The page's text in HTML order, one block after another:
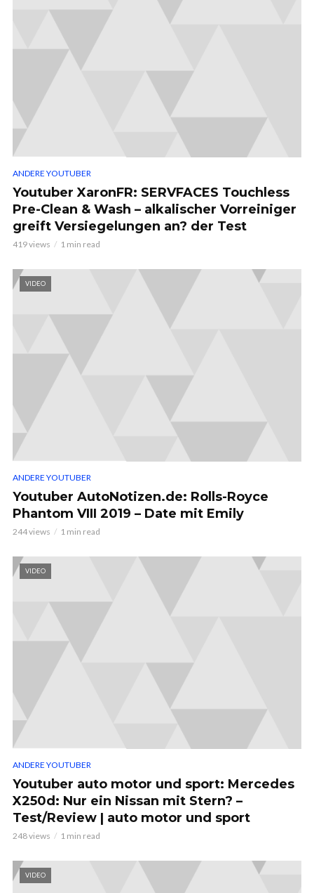
ANDERE YOUTUBER
Youtuber XaronFR: SERVFACES Touchless
Pre-Clean & Wash – alkalischer Vorreiniger
greift Versiegelungen an? der Test
419 views 1 min read
VIDEO
ANDERE YOUTUBER
Youtuber AutoNotizen.de: Rolls-Royce
Phantom VIII 2019 – Date mit Emily
244 views 1 min read
VIDEO
ANDERE YOUTUBER
Youtuber auto motor und sport: Mercedes
X250d: Nur ein Nissan mit Stern? –
Test/Review | auto motor und sport
248 views 1 min read
VIDEO